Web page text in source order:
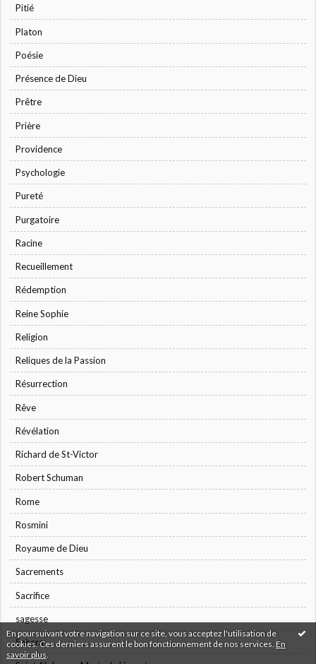
En poursuivant votre navigation sur ce site, vous acceptez l'utilisation de
cookies. Ces derniers assurent le bon fonctionnement de nos services. En
savoir plus
Pitié
Platon
Poésie
Présence de Dieu
Prêtre
Prière
Providence
Psychologie
Pureté
Purgatoire
Racine
Recueillement
Rédemption
Reine Sophie
Religion
Reliques de la Passion
Résurrection
Rêve
Révélation
Richard de St-Victor
Robert Schuman
Rome
Rosmini
Royaume de Dieu
Sacrements
Sacrifice
sagesse
Sahara